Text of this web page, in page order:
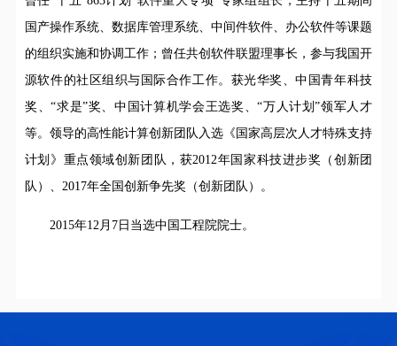
国产操作系统、数据库管理系统、中间件软件、办公软件等课题
的组织实施和协调工作；曾任共创软件联盟理事长，参与我国开
源软件的社区组织与国际合作工作。获光华奖、中国青年科技
奖、“求是”奖、中国计算机学会王选奖、“万人计划”领军人才
等。领导的高性能计算创新团队入选《国家高层次人才特殊支持
计划》重点领域创新团队，获2012年国家科技进步奖（创新团
队）、2017年全国创新争先奖（创新团队）。
2015年12月7日当选中国工程院院士。